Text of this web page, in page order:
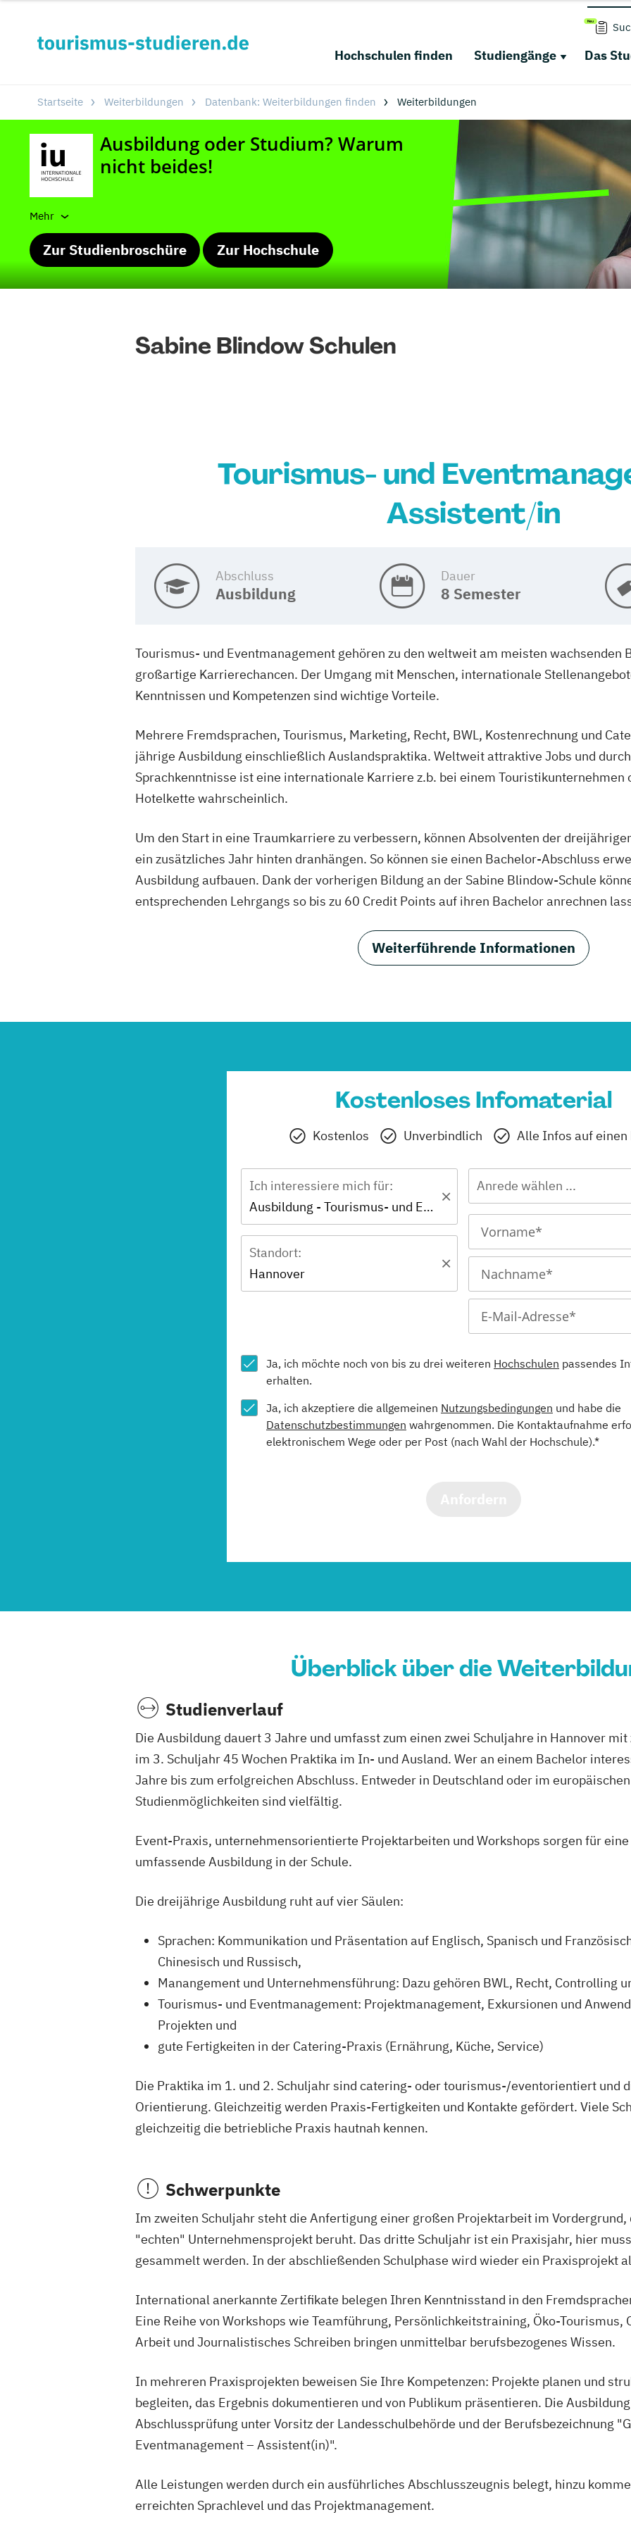
Hochschulen finden Studiengänge Das
Startseite Weiterbildungen Datenbank: Weiterbildungen finden Weiterbildungen
Mehr
Zur Studienbroschüre Zur Hochschule
Sabine Blindow Schulen
Tourismus- und
Assistent/in
Abschluss
Ausbildung
Dauer
8 Semester
Tourismus- und Eventmanagement gehören zu den weltweit am meisten wachsenden
großartige Karrierechancen. Der Umgang mit Menschen, internationale
Kenntnissen und Kompetenzen sind wichtige Vorteile.
Mehrere Fremdsprachen, Tourismus, Marketing, Recht, BWL, Kostenrechnung und
jährige Ausbildung einschließlich Auslandspraktika. Weltweit attraktive Jobs und
Sprachkenntnisse ist eine internationale Karriere z.b. bei einem
Hotelkette wahrscheinlich.
Um den Start in eine Traumkarriere zu verbessern, können Absolventen der
ein zusätzliches Jahr hinten dranhängen. So können sie einen Bachelor-Abschluss
Ausbildung aufbauen. Dank der vorherigen Bildung an der Sabine Blindow-Schule
entsprechenden Lehrgangs so bis zu 60 Credit Points auf ihren Bachelor anrechnen
Weiterführende Informationen
Kostenloses Infomaterial
Kostenlos Unverbindlich Alle Infos auf einen
Ich interessiere mich für:
Ausbildung - Tourismus- und Eventmanagement-Assistent/in
Standort:
Hannover
Anrede wählen ...
Ja, ich möchte noch von bis zu drei weiteren Hochschulen passendes
erhalten.
Ja, ich akzeptiere die allgemeinen Nutzungsbedingungen und habe die
Datenschutzbestimmungen wahrgenommen. Die Kontaktaufnahme
elektronischem Wege oder per Post (nach Wahl der Hochschule).*
Überblick über die
Studienverlauf
Die Ausbildung dauert 3 Jahre und umfasst zum einen zwei Schuljahre in Hannover
im 3. Schuljahr 45 Wochen Praktika im In- und Ausland. Wer an einem Bachelor
Jahre bis zum erfolgreichen Abschluss. Entweder in Deutschland oder im
Studienmöglichkeiten sind vielfältig.
Event-Praxis, unternehmensorientierte Projektarbeiten und Workshops sorgen für
umfassende Ausbildung in der Schule.
Die dreijährige Ausbildung ruht auf vier Säulen:
Sprachen: Kommunikation und Präsentation auf Englisch, Spanisch und
Chinesisch und Russisch,
Manangement und Unternehmensführung: Dazu gehören BWL, Recht, Controlling
Tourismus- und Eventmanagement: Projektmanagement, Exkursionen und
Projekten und
gute Fertigkeiten in der Catering-Praxis (Ernährung, Küche, Service)
Die Praktika im 1. und 2. Schuljahr sind catering- oder tourismus-/eventorientiert und
Orientierung. Gleichzeitig werden Praxis-Fertigkeiten und Kontakte gefördert. Viele
gleichzeitig die betriebliche Praxis hautnah kennen.
Schwerpunkte
Im zweiten Schuljahr steht die Anfertigung einer großen Projektarbeit im
"echten" Unternehmensprojekt beruht. Das dritte Schuljahr ist ein Praxisjahr, hier
gesammelt werden. In der abschließenden Schulphase wird wieder ein Praxisprojekt
International anerkannte Zertifikate belegen Ihren Kenntnisstand in den
Eine Reihe von Workshops wie Teamführung, Persönlichkeitstraining, Öko-Tourismus,
Arbeit und Journalistisches Schreiben bringen unmittelbar berufsbezogenes Wissen.
In mehreren Praxisprojekten beweisen Sie Ihre Kompetenzen: Projekte planen und
begleiten, das Ergebnis dokumentieren und von Publikum präsentieren. Die
Abschlussprüfung unter Vorsitz der Landesschulbehörde und der Berufsbezeichnung
Eventmanagement – Assistent(in)".
Alle Leistungen werden durch ein ausführliches Abschlusszeugnis belegt, hinzu
erreichten Sprachlevel und das Projektmanagement.